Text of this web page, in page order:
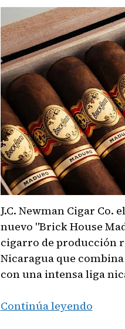
J.C. Newman Cigar Co.
nuevo "Brick House
cigarro de producción
Nicaragua que
con una intensa liga
Continúa leyendo